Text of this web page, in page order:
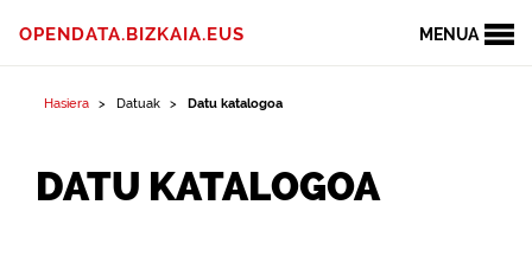
MENUA
OPENDATA.BIZKAIA.EUS
Hasiera Datuak Datu katalogoa
DATU KATALOGOA